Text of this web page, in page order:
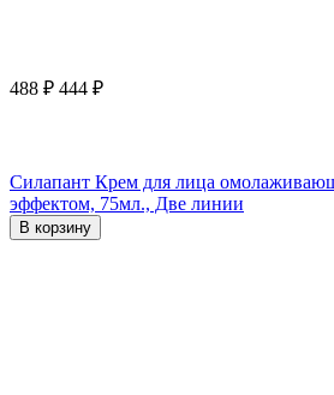
488 ₽ 444 ₽
Силапант Крем для лица
эффектом, 75мл., Две линии
В корзину